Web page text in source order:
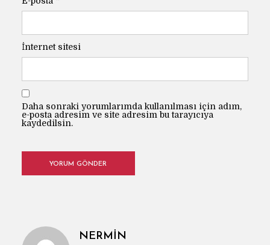
İnternet sitesi
Daha sonraki yorumlarımda kullanılması için adım,
e-posta adresim ve site adresim bu tarayıcıya
kaydedilsin.
NERMIN